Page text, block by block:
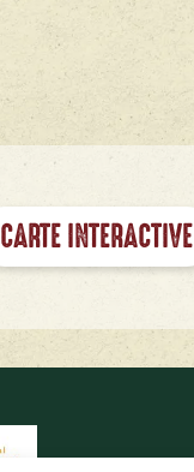
CARTE INTERACTIVE